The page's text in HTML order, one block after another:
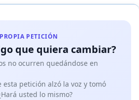
PETICIÓN
que quiera cambiar?
no ocurren quedándose en
esta petición alzó la voz y tomó
usted lo mismo?